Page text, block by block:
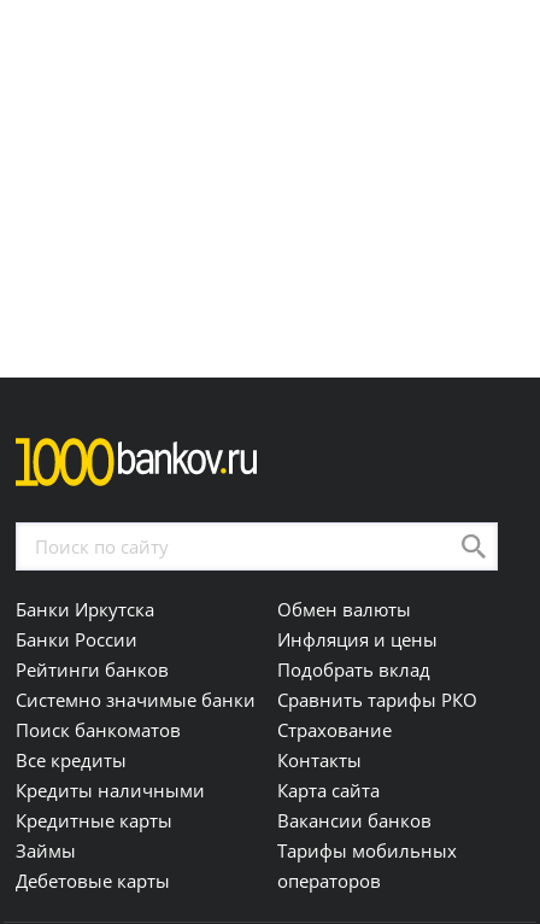
Банки Иркутска
Банки России
Рейтинги банков
Системно значимые банки
Поиск банкоматов
Все кредиты
Кредиты наличными
Кредитные карты
Займы
Дебетовые карты
Обмен валюты
Инфляция и цены
Подобрать вклад
Сравнить тарифы РКО
Страхование
Контакты
Карта сайта
Вакансии банков
Тарифы мобильных
операторов